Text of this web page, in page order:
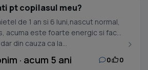
pt copilasul meu?
de 1 an si 6 luni,nascut normal,
acuma este foarte energic si face
din cauza ca la...
· acum 5 ani 0 0